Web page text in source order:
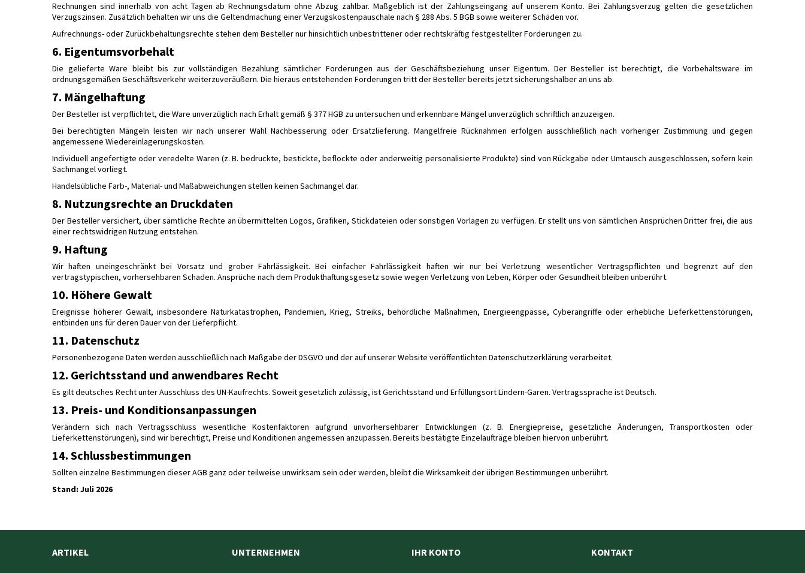
Rechnungen sind innerhalb von acht Tagen ab Rechnungsdatum ohne Abzug zahlbar. Maßgeblich ist der Zahlungseingang auf unserem Konto. Bei Zahlungsverzug gelten die gesetzlichen
Verzugszinsen. Zusätzlich behalten wir uns die Geltendmachung einer Verzugskostenpauschale nach § 288 Abs. 5 BGB sowie weiterer Schäden vor.
Aufrechnungs- oder Zurückbehaltungsrechte stehen dem Besteller nur hinsichtlich unbestrittener oder rechtskräftig festgestellter Forderungen zu.
6. Eigentumsvorbehalt
Die gelieferte Ware bleibt bis zur vollständigen Bezahlung sämtlicher Forderungen aus der Geschäftsbeziehung unser Eigentum. Der Besteller ist berechtigt, die Vorbehaltsware im
ordnungsgemäßen Geschäftsverkehr weiterzuveräußern. Die hieraus entstehenden Forderungen tritt der Besteller bereits jetzt sicherungshalber an uns ab.
7. Mängelhaftung
Der Besteller ist verpflichtet, die Ware unverzüglich nach Erhalt gemäß § 377 HGB zu untersuchen und erkennbare Mängel unverzüglich schriftlich anzuzeigen.
Bei berechtigten Mängeln leisten wir nach unserer Wahl Nachbesserung oder Ersatzlieferung. Mangelfreie Rücknahmen erfolgen ausschließlich nach vorheriger Zustimmung und gegen
angemessene Wiedereinlagerungskosten.
Individuell angefertigte oder veredelte Waren (z. B. bedruckte, bestickte, beflockte oder anderweitig personalisierte Produkte) sind von Rückgabe oder Umtausch ausgeschlossen, sofern kein
Sachmangel vorliegt.
Handelsübliche Farb-, Material- und Maßabweichungen stellen keinen Sachmangel dar.
8. Nutzungsrechte an Druckdaten
Der Besteller versichert, über sämtliche Rechte an übermittelten Logos, Grafiken, Stickdateien oder sonstigen Vorlagen zu verfügen. Er stellt uns von sämtlichen Ansprüchen Dritter frei, die aus
einer rechtswidrigen Nutzung entstehen.
9. Haftung
Wir haften uneingeschränkt bei Vorsatz und grober Fahrlässigkeit. Bei einfacher Fahrlässigkeit haften wir nur bei Verletzung wesentlicher Vertragspflichten und begrenzt auf den
vertragstypischen, vorhersehbaren Schaden. Ansprüche nach dem Produkthaftungsgesetz sowie wegen Verletzung von Leben, Körper oder Gesundheit bleiben unberührt.
10. Höhere Gewalt
Ereignisse höherer Gewalt, insbesondere Naturkatastrophen, Pandemien, Krieg, Streiks, behördliche Maßnahmen, Energieengpässe, Cyberangriffe oder erhebliche Lieferkettenstörungen,
entbinden uns für deren Dauer von der Lieferpflicht.
11. Datenschutz
Personenbezogene Daten werden ausschließlich nach Maßgabe der DSGVO und der auf unserer Website veröffentlichten Datenschutzerklärung verarbeitet.
12. Gerichtsstand und anwendbares Recht
Es gilt deutsches Recht unter Ausschluss des UN-Kaufrechts. Soweit gesetzlich zulässig, ist Gerichtsstand und Erfüllungsort Lindern-Garen. Vertragssprache ist Deutsch.
13. Preis- und Konditionsanpassungen
Verändern sich nach Vertragsschluss wesentliche Kostenfaktoren aufgrund unvorhersehbarer Entwicklungen (z. B. Energiepreise, gesetzliche Änderungen, Transportkosten oder
Lieferkettenstörungen), sind wir berechtigt, Preise und Konditionen angemessen anzupassen. Bereits bestätigte Einzelaufträge bleiben hiervon unberührt.
14. Schlussbestimmungen
Sollten einzelne Bestimmungen dieser AGB ganz oder teilweise unwirksam sein oder werden, bleibt die Wirksamkeit der übrigen Bestimmungen unberührt.
Stand: Juli 2026
ARTIKEL UNTERNEHMEN IHR KONTO KONTAKT